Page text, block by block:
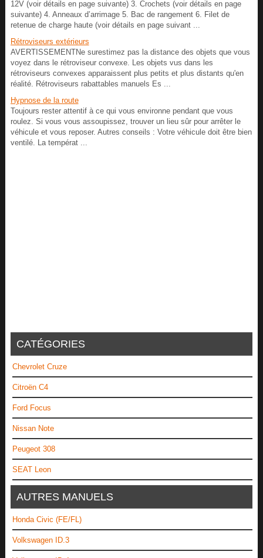
12V (voir détails en page suivante) 3. Crochets (voir détails en page
suivante) 4. Anneaux d’arrimage 5. Bac de rangement 6. Filet de
retenue de charge haute (voir détails en page suivant ...
Rétroviseurs extérieurs
AVERTISSEMENTNe surestimez pas la distance des objets que vous
voyez dans le rétroviseur convexe. Les objets vus dans les
rétroviseurs convexes apparaissent plus petits et plus distants qu'en
réalité. Rétroviseurs rabattables manuels Es ...
Hypnose de la route
Toujours rester attentif à ce qui vous environne pendant que vous
roulez. Si vous vous assoupissez, trouver un lieu sûr pour arrêter le
véhicule et vous reposer. Autres conseils : Votre véhicule doit être bien
ventilé. La températ ...
CATÉGORIES
Chevrolet Cruze
Citroën C4
Ford Focus
Nissan Note
Peugeot 308
SEAT Leon
AUTRES MANUELS
Honda Civic (FE/FL)
Volkswagen ID.3